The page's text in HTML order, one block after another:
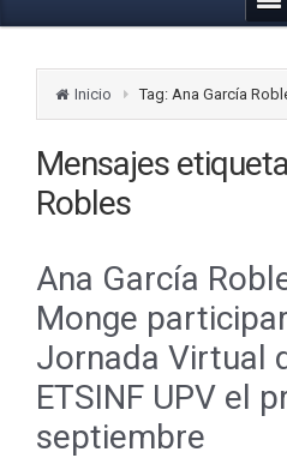
Inicio Tag: Ana García
Mensajes
Robles
Ana García
Monge
Jornada Virtual
ETSINF UPV el
septiembre